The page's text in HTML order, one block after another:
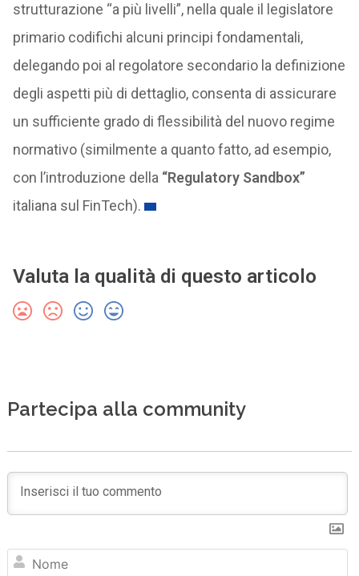
strutturazione “a più livelli”, nella quale il legislatore
primario codifichi alcuni principi fondamentali,
delegando poi al regolatore secondario la definizione
degli aspetti più di dettaglio, consenta di assicurare
un sufficiente grado di flessibilità del nuovo regime
normativo (similmente a quanto fatto, ad esempio,
con l’introduzione della “Regulatory Sandbox”
italiana sul FinTech).
Valuta la qualità di questo articolo
Partecipa alla community